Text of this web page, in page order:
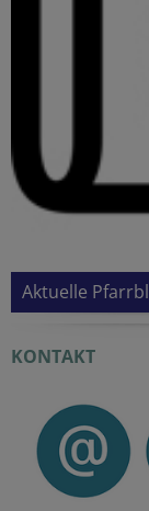
Aktuelle
KONTAKT